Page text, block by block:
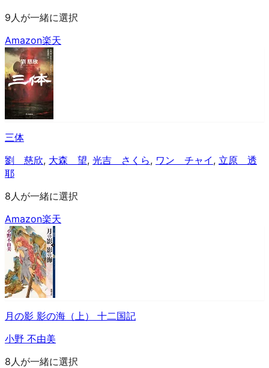
9人が一緒に選択
Amazon楽天
三体
劉 慈欣, 大森 望, 光吉 さくら, ワン チャイ , 立原 透
耶
8人が一緒に選択
Amazon楽天
月の影 影の海（上） 十二国記
小野 不由美
8人が一緒に選択